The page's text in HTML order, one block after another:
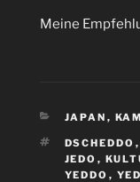
Meine
JAPAN ,
DSCHEDDO ,
JEDO ,
YEDDO ,